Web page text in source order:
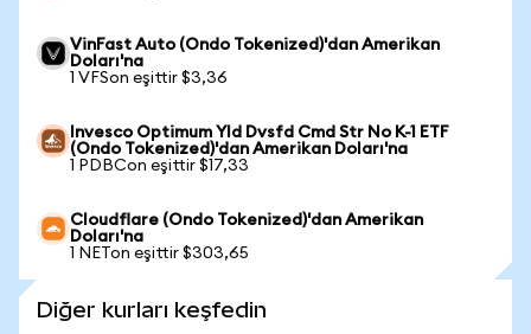
VinFast Auto (Ondo Tokenized)'dan Amerikan
Doları'na
1 VFSon eşittir $3,36
Invesco Optimum Yld Dvsfd Cmd Str No K-1 ETF
(Ondo Tokenized)'dan Amerikan Doları'na
1 PDBCon eşittir $17,33
Cloudflare (Ondo Tokenized)'dan Amerikan
Doları'na
1 NETon eşittir $303,65
Diğer kurları keşfedin